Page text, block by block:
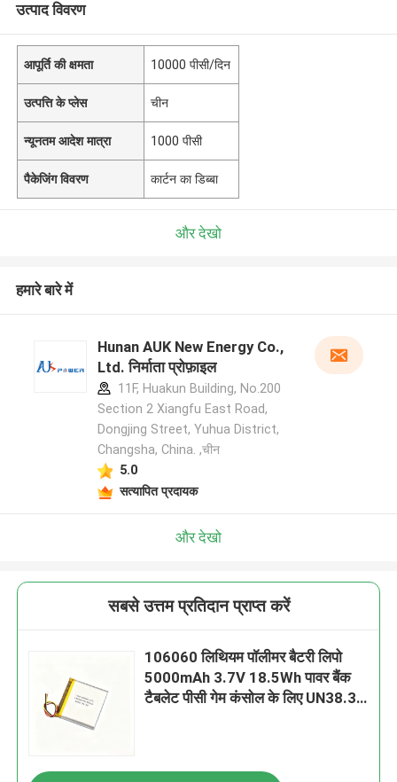
उत्पाद विवरण
आपूर्ति की क्षमता 10000 पीसी/दिन
उत्पत्ति के प्लेस चीन
न्यूनतम आदेश मात्रा 1000 पीसी
पैकेजिंग विवरण कार्टन का डिब्बा
और देखो
हमारे बारे में
Hunan AUK New Energy Co.,
Ltd. निर्माता प्रोफ़ाइल
11F, Huakun Building, No.200
Section 2 Xiangfu East Road,
Dongjing Street, Yuhua District,
Changsha, China. ,चीन
5.0
सत्यापित प्रदायक
और देखो
सबसे उत्तम प्रतिदान प्राप्त करें
106060 लिथियम पॉलीमर बैटरी लिपो
5000mAh 3.7V 18.5Wh पावर बैंक
टैबलेट पीसी गेम कंसोल के लिए UN38.3